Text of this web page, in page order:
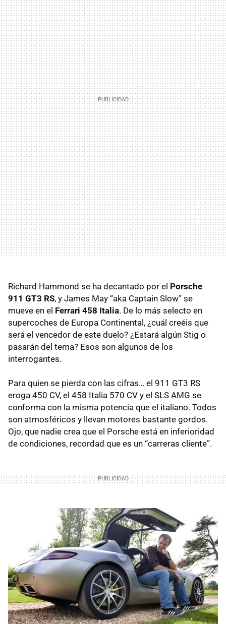
Richard Hammond se ha decantado por el Porsche
911 GT3 RS, y James May “aka Captain Slow” se
mueve en el Ferrari 458 Italia. De lo más selecto en
supercoches de Europa Continental, ¿cuál creéis que
será el vencedor de este duelo? ¿Estará algún Stig o
pasarán del tema? Esos son algunos de los
interrogantes.
Para quien se pierda con las cifras… el 911 GT3 RS
eroga 450 CV, el 458 Italia 570 CV y el SLS AMG se
conforma con la misma potencia que el italiano. Todos
son atmosféricos y llevan motores bastante gordos.
Ojo, que nadie crea que el Porsche está en inferioridad
de condiciones, recordad que es un “carreras cliente”.